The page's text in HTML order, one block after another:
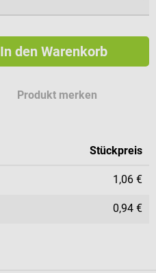
In den Warenkorb
Produkt merken
Stückpreis
1,06 €
0,94 €